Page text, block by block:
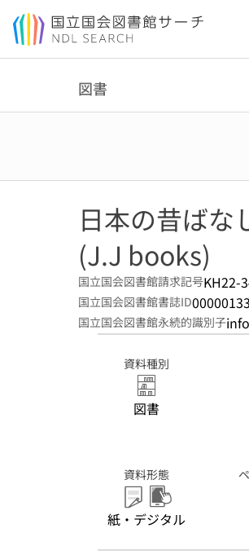
本文へ移動
図書
日本の昔ばな
(J.J books)
国立国会図書館請求記号KH22-
国立国会図書館書誌ID
国立国会図書館永続的識別子
資料種別
図書
資料形態
紙・デジタル